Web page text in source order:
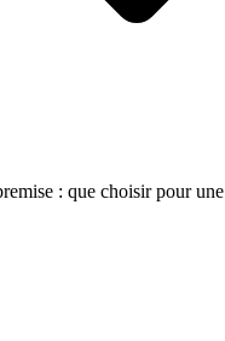
: que choisir pour